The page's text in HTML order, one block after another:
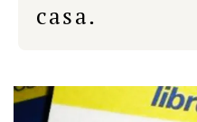
casa.